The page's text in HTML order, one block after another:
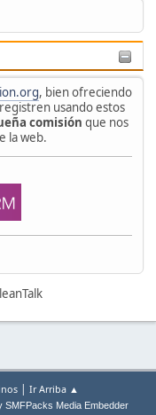
, bien ofreciendo
usando estos
comisión que nos
la web.
| Ir Arriba ▲
SMFPacks Media Embedder